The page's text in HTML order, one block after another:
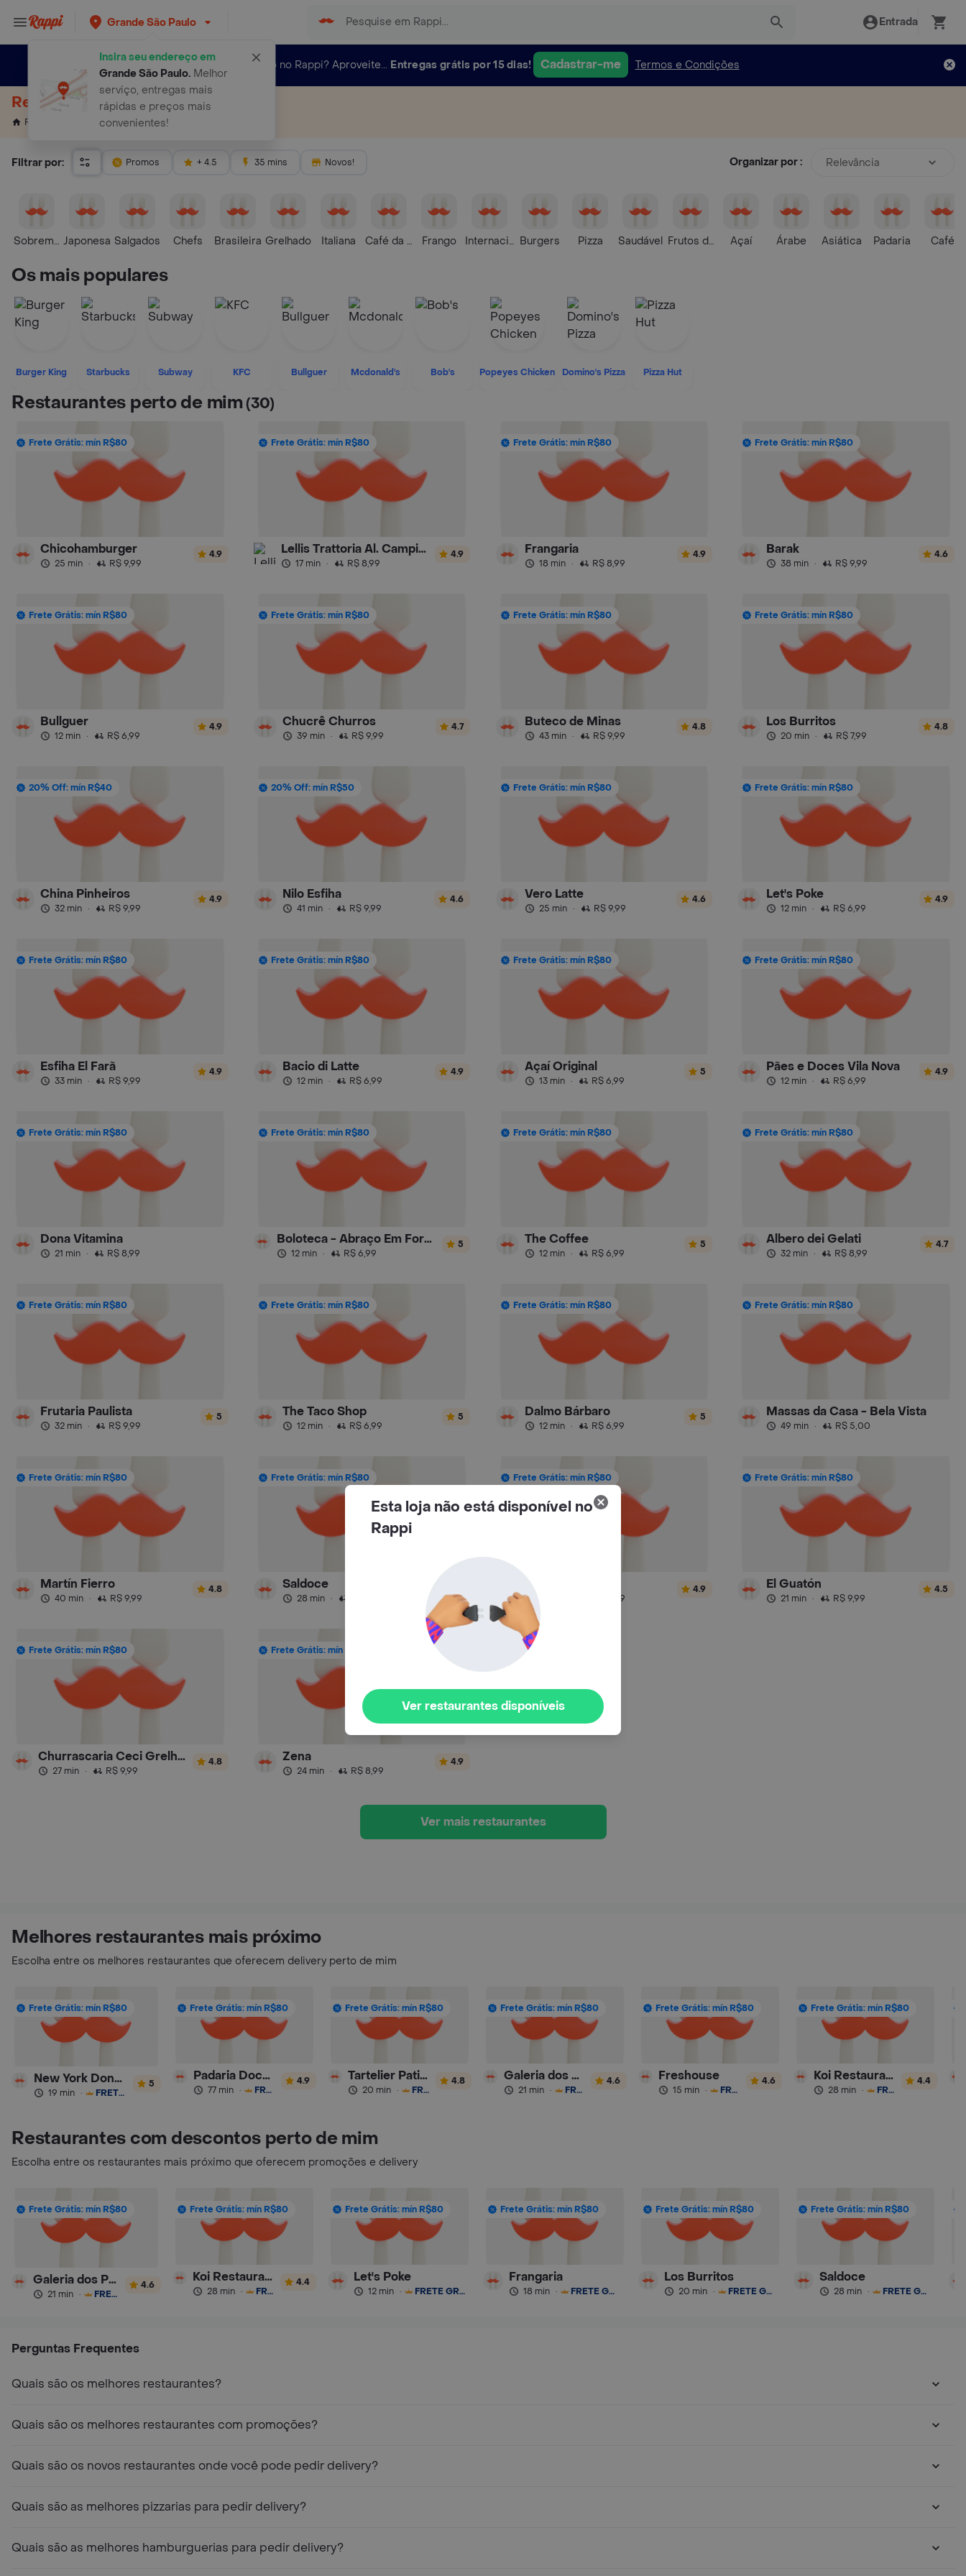
Grande São Paulo
Insira seu endereço em
Grande São Paulo.Melhor
serviço, entregas mais
rápidas e preços mais
convenientes!
Entrada
Novo no Rappi? Aproveite... Entregas grátis por 15 dias! Cadastrar-me Termos e Condições
Restaurantes Perto de Mim
Rappi Restaurantes Perto de Mim
Filtrar por: Promos + 4.5 35 mins Novos! Organizar por : Relevância
SobremesasJaponesa Salgados Chefs Brasileira Grelhado Italiana Café da ManhãFrango InternacionalBurgers Pizza Saudável Frutos do MarAçaí Árabe Asiática Padaria Café
Os mais populares
Burger King Starbucks Subway KFC Bullguer Mcdonald's Bob's Popeyes Chicken Domino's Pizza Pizza Hut
Restaurantes perto de mim(30)
Frete Grátis: mín R$80
Chicohamburger
25 min · R$ 9,99
4.9
Frete Grátis: mín R$80
Lellis Trattoria Al. Campinas
17 min · R$ 8,99
4.9
Frete Grátis: mín R$80
Frangaria
18 min · R$ 8,99
4.9
Frete Grátis: mín R$80
Barak
38 min · R$ 9,99
4.6
Frete Grátis: mín R$80
Bullguer
12 min · R$ 6,99
4.9
Frete Grátis: mín R$80
Chucrê Churros
39 min · R$ 9,99
4.7
Frete Grátis: mín R$80
Buteco de Minas
43 min · R$ 9,99
4.8
Frete Grátis: mín R$80
Los Burritos
20 min · R$ 7,99
4.8
20% Off: mín R$40
China Pinheiros
32 min · R$ 9,99
4.9
20% Off: mín R$50
Nilo Esfiha
41 min · R$ 9,99
4.6
Frete Grátis: mín R$80
Vero Latte
25 min · R$ 9,99
4.6
Frete Grátis: mín R$80
Let's Poke
12 min · R$ 6,99
4.9
Frete Grátis: mín R$80
Esfiha El Farã
33 min · R$ 9,99
4.9
Frete Grátis: mín R$80
Bacio di Latte
12 min · R$ 6,99
4.9
Frete Grátis: mín R$80
Açaí Original
13 min · R$ 6,99
5
Frete Grátis: mín R$80
Pães e Doces Vila Nova
12 min · R$ 6,99
4.9
Frete Grátis: mín R$80
Dona Vitamina
21 min · R$ 8,99
Frete Grátis: mín R$80
Boloteca - Abraço Em Forma de Bolo
12 min · R$ 6,99
5
Frete Grátis: mín R$80
The Coffee
12 min · R$ 6,99
5
Frete Grátis: mín R$80
Albero dei Gelati
32 min · R$ 8,99
4.7
Frete Grátis: mín R$80
Frutaria Paulista
32 min · R$ 9,99
5
Frete Grátis: mín R$80
The Taco Shop
12 min · R$ 6,99
5
Frete Grátis: mín R$80
Dalmo Bárbaro
12 min · R$ 6,99
5
Frete Grátis: mín R$80
Massas da Casa - Bela Vista
49 min · R$ 5,00
Frete Grátis: mín R$80
Martín Fierro
40 min · R$ 9,99
4.8
Frete Grátis: mín R$80
Saldoce
28 min ·
Frete Grátis: mín R$80
Maria Parê
R$ 9,99
4.9
Frete Grátis: mín R$80
El Guatón
21 min · R$ 9,99
4.5
Frete Grátis: mín R$80
Churrascaria Ceci Grelhados
27 min · R$ 9,99
4.8
Frete Grátis: mín R$80
Zena
24 min · R$ 8,99
4.9
Ver mais restaurantes
Melhores restaurantes mais próximo
Escolha entre os melhores restaurantes que oferecem delivery perto de mim
Frete Grátis: mín R$80
New York Donuts
19 min · FRETE GRÁTIS
5
Frete Grátis: mín R$80
Padaria Docemar
77 min · FRETE GRÁTIS
4.9
Frete Grátis: mín R$80
Tartelier Patisserie
20 min · FRETE GRÁTIS
4.8
Frete Grátis: mín R$80
Galeria dos Pães
21 min · FRETE GRÁTIS
4.6
Frete Grátis: mín R$80
Freshouse
15 min · FRETE GRÁTIS
4.6
Frete Grátis: mín R$80
Koi Restaurante
28 min · FRETE GRÁTIS
4.4
Restaurantes com descontos perto de mim
Escolha entre os restaurantes mais próximo que oferecem promoções e delivery
Frete Grátis: mín R$80
Galeria dos Pães
21 min · FRETE GRÁTIS
4.6
Frete Grátis: mín R$80
Koi Restaurante
28 min · FRETE GRÁTIS
4.4
Frete Grátis: mín R$80
Let's Poke
12 min · FRETE GRÁTIS
Frete Grátis: mín R$80
Frangaria
18 min · FRETE GRÁTIS
Frete Grátis: mín R$80
Los Burritos
20 min · FRETE GRÁTIS
Frete Grátis: mín R$80
Saldoce
28 min · FRETE GRÁTIS
Perguntas Frequentes
Quais são os melhores restaurantes?
Quais são os melhores restaurantes com promoções?
Quais são os novos restaurantes onde você pode pedir delivery?
Quais são as melhores pizzarias para pedir delivery?
Quais são as melhores hamburguerias para pedir delivery?
Esta loja não está disponível no
Rappi
Ver restaurantes disponíveis